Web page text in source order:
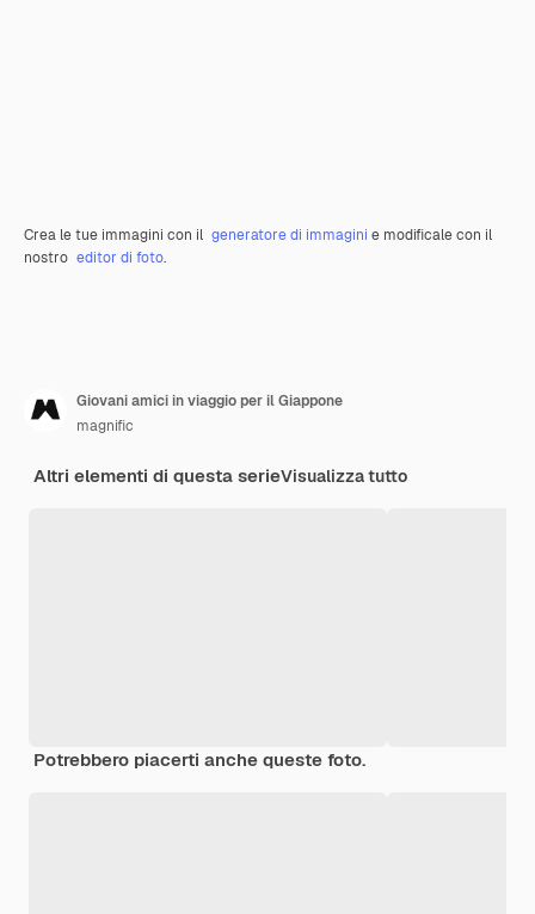
Crea le tue immagini con il generatore di immagini e modificale con il
nostro editor di foto.
Giovani amici in viaggio per il Giappone
magnific
Altri elementi di questa serieVisualizza tutto
Potrebbero piacerti anche queste foto.